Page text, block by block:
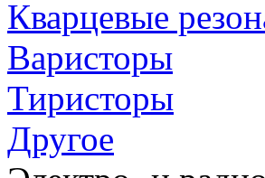
Кварцевые
Варисторы
Тиристоры
Другое